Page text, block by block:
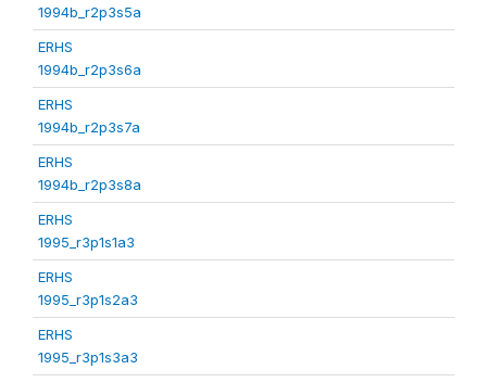
1994b_r2p3s5a
ERHS
1994b_r2p3s6a
ERHS
1994b_r2p3s7a
ERHS
1994b_r2p3s8a
ERHS
1995_r3p1s1a3
ERHS
1995_r3p1s2a3
ERHS
1995_r3p1s3a3